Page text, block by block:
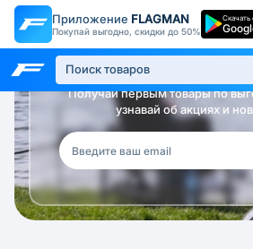
Приложение FLAGMAN
Покупай выгодно, скидки до 50%
Скачать
Будь в
Получай первым товары по
узнавай об акциях и